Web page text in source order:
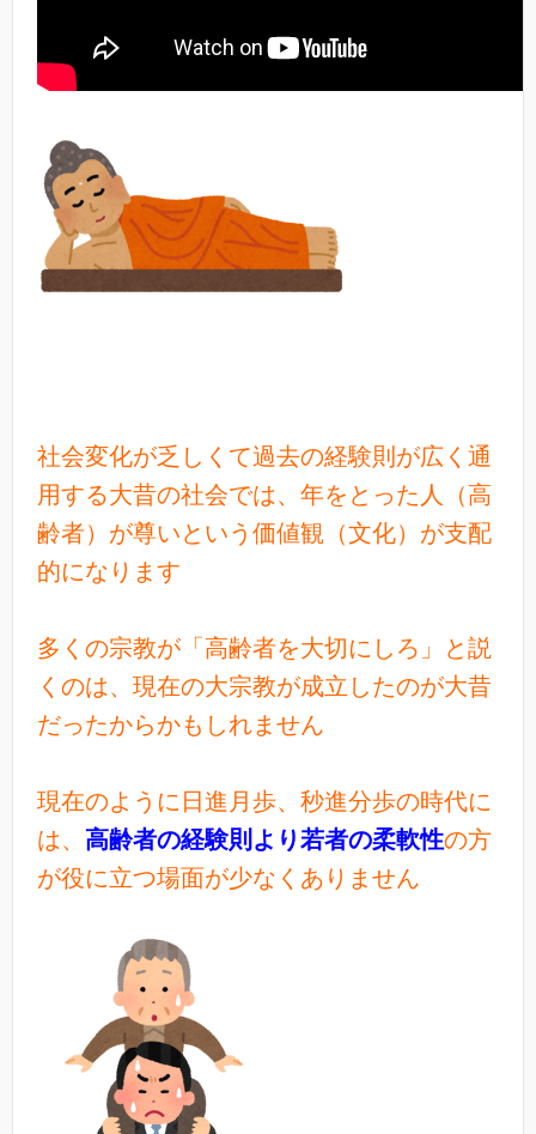
社会変化が乏しくて過去の経験則が広く通
用する大昔の社会では、年をとった人（高
齢者）が尊いという価値観（文化）が支配
的になります
多くの宗教が「高齢者を大切にしろ」と説
くのは、現在の大宗教が成立したのが大昔
だったからかもしれません
現在のように日進月歩、秒進分歩の時代に
は、 高齢者の経験則より若者の柔軟性の方
が役に立つ場面が少なくありません